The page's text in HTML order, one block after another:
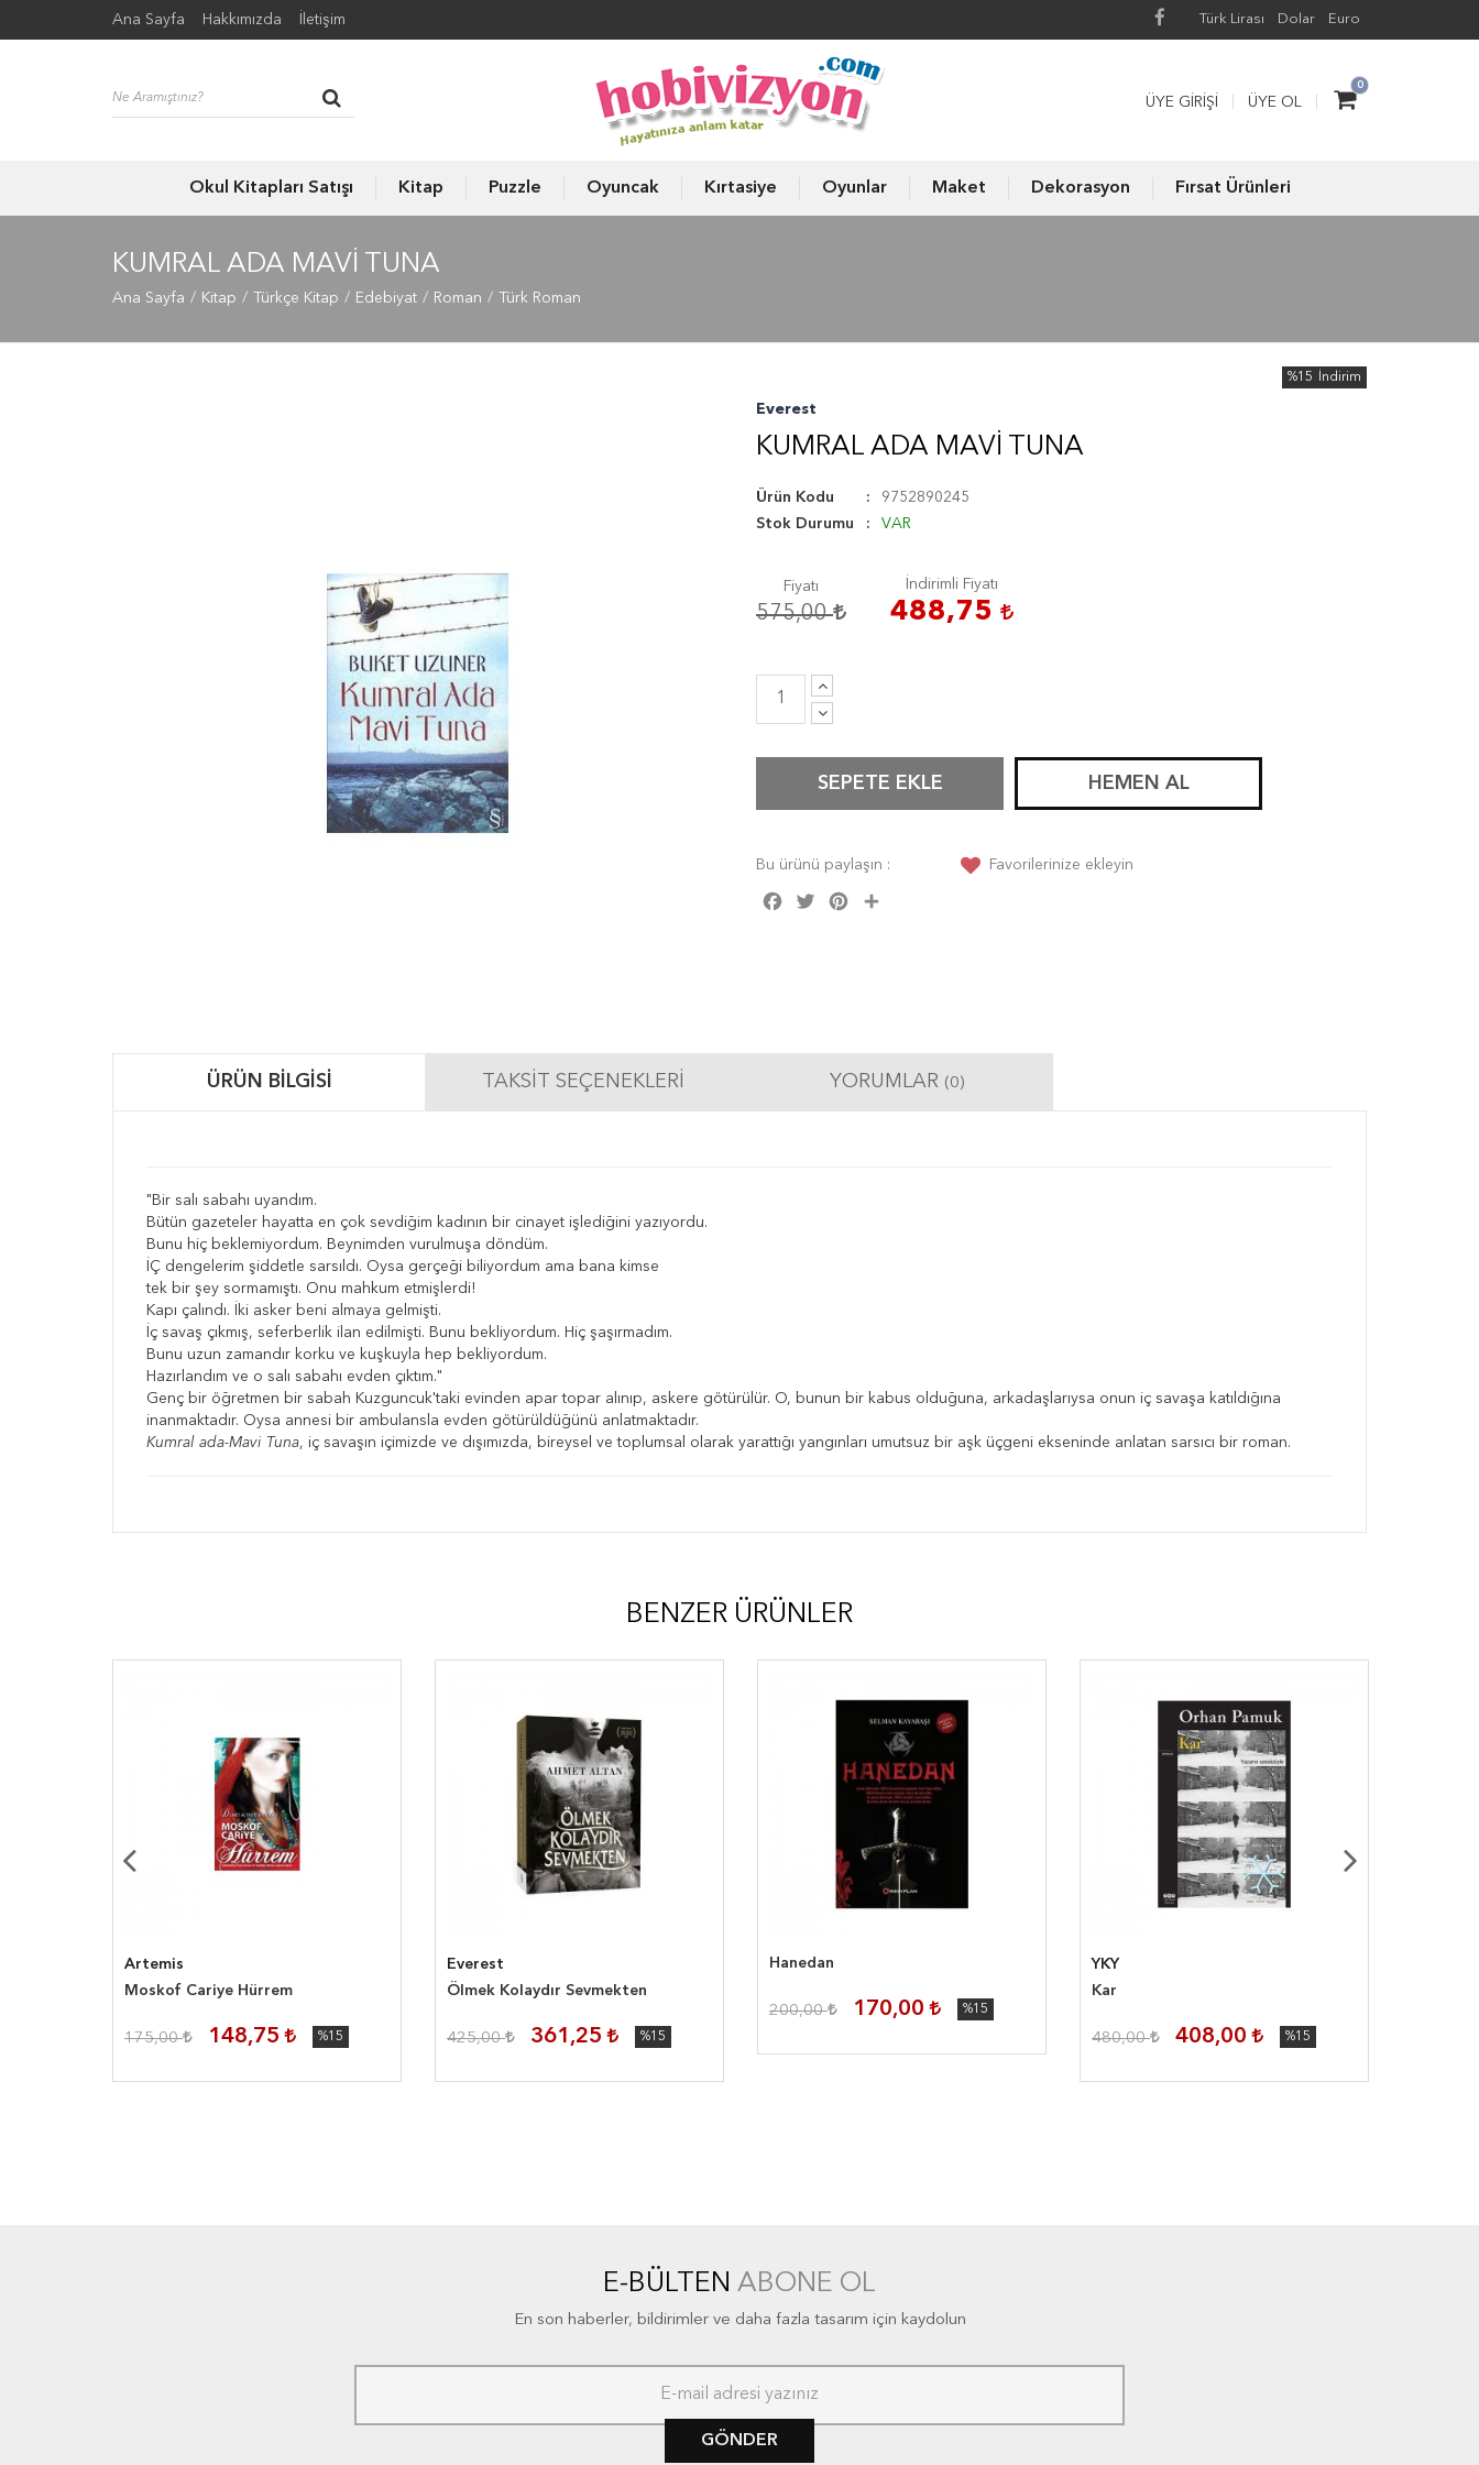
Ana Sayfa Hakkımızda İletişim Türk Lirası Dolar Euro
0
ÜYE GIRIŞI ÜYE OL
Okul Kitapları Satışı Kitap Puzzle Oyuncak Kırtasiye Oyunlar Maket Dekorasyon Fırsat Ürünleri
KUMRAL ADA MAVI TUNA
Ana Sayfa Kitap Türkçe Kitap Edebiyat Roman Türk Roman
Everest
KUMRAL ADA MAVI TUNA
Ürün Kodu
9752890245
Stok Durumu
VAR
Fiyatı
575,00
İndirimli Fiyatı
488,75
%15 İndirim
SEPETE EKLE HEMEN AL
Bu ürünü paylaşın :
Facebook
Twitter Pinterest
Favorilerinize ekleyin
ÜRÜN BILGISI TAKSIT SEÇENEKLERI YORUMLAR (0)
"Bir salı sabahı uyandım.
Bütün gazeteler hayatta en çok sevdiğim kadının bir cinayet işlediğini yazıyordu.
Bunu hiç beklemiyordum. Beynimden vurulmuşa döndüm.
İÇ dengelerim şiddetle sarsıldı. Oysa gerçeği biliyordum ama bana kimse
tek bir şey sormamıştı. Onu mahkum etmişlerdi!
Kapı çalındı. İki asker beni almaya gelmişti.
İç savaş çıkmış, seferberlik ilan edilmişti. Bunu bekliyordum. Hiç şaşırmadım.
Bunu uzun zamandır korku ve kuşkuyla hep bekliyordum.
Hazırlandım ve o salı sabahı evden çıktım."
Genç bir öğretmen bir sabah Kuzguncuk'taki evinden apar topar alınıp, askere götürülür. O, bunun bir kabus olduğuna, arkadaşlarıysa onun iç savaşa katıldığına
inanmaktadır. Oysa annesi bir ambulansla evden götürüldüğünü anlatmaktadır.
Kumral ada-Mavi Tuna, iç savaşın içimizde ve dışımızda, bireysel ve toplumsal olarak yarattığı yangınları umutsuz bir aşk üçgeni ekseninde anlatan sarsıcı bir roman.
BENZER ÜRÜNLER
Artemis
Moskof Cariye Hürrem
175,00 148,75 %15
Everest
Ölmek Kolaydır Sevmekten
425,00 361,25 %15
Hanedan
200,00 170,00 %15
YKY
Kar
480,00 408,00 %15
E-BÜLTEN ABONE OL
En son haberler, bildirimler ve daha fazla tasarım için kaydolun
GÖNDER